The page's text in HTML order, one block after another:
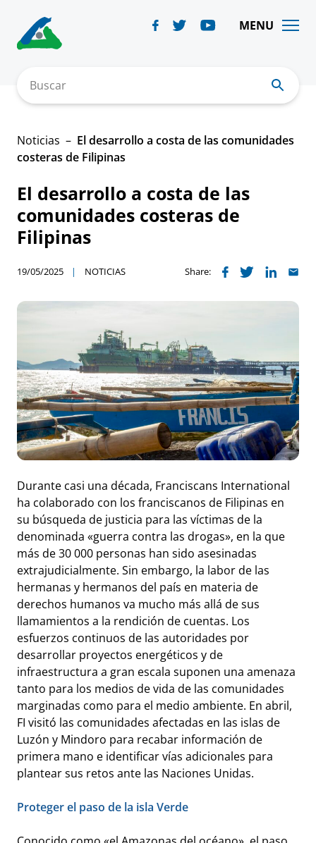
content
MENU
Buscar
Noticias
El desarrollo a costa de las comunidades
costeras de Filipinas
El desarrollo a costa de las
comunidades costeras de
Filipinas
19/05/2025 NOTICIAS Share:
Durante casi una década, Franciscans International
ha colaborado con los franciscanos de Filipinas en
su búsqueda de justicia para las víctimas de la
denominada «guerra contra las drogas», en la que
más de 30 000 personas han sido asesinadas
extrajudicialmente. Sin embargo, la labor de las
hermanas y hermanos del país en materia de
derechos humanos va mucho más allá de sus
llamamientos a la rendición de cuentas. Los
esfuerzos continuos de las autoridades por
desarrollar proyectos energéticos y de
infraestructura a gran escala suponen una amenaza
tanto para los medios de vida de las comunidades
marginadas como para el medio ambiente. En abril,
FI visitó las comunidades afectadas en las islas de
Luzón y Mindoro para recabar información de
primera mano e identificar vías adicionales para
plantear sus retos ante las Naciones Unidas.
Proteger el paso de la isla Verde